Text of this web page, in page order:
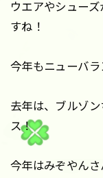
ウエアやシュー
すね！
今年もニューバラ
去年は、ブルゾ
ス！
今年はみぞやん